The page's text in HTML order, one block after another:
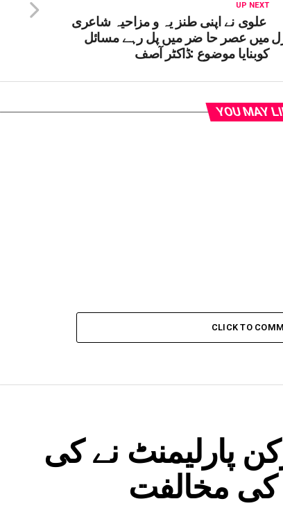
UP NEXT
علوی نے اپنی طنز یہ و مزاحیہ شاعری
میں عصر حا ضر میں پل رہے مسائل
کوبنایا موضوع :ڈاکٹر آصف
YOU MAY
CLICK TO
پارلیمنٹ نے کی
کی مخالفت